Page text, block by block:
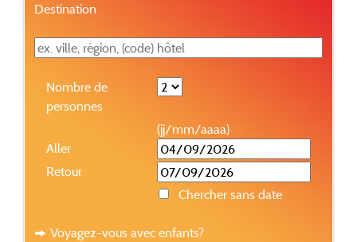
Destination
Nombre de
personnes
(jj/mm/aaaa)
Aller
Retour
Chercher sans date
Voyagez-vous avec enfants?